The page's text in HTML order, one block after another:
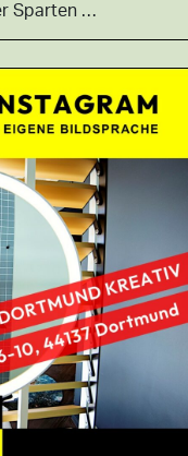
Sparten …